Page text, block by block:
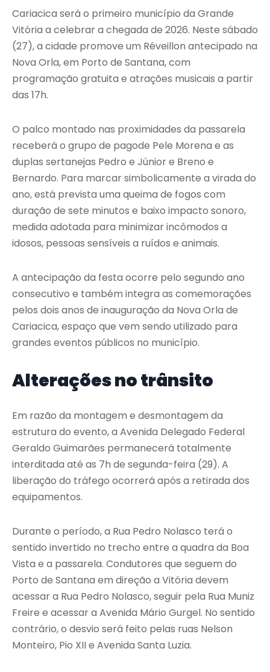
Cariacica será o primeiro município da Grande
Vitória a celebrar a chegada de 2026. Neste sábado
(27), a cidade promove um Réveillon antecipado na
Nova Orla, em Porto de Santana, com
programação gratuita e atrações musicais a partir
das 17h.
O palco montado nas proximidades da passarela
receberá o grupo de pagode Pele Morena e as
duplas sertanejas Pedro e Júnior e Breno e
Bernardo. Para marcar simbolicamente a virada do
ano, está prevista uma queima de fogos com
duração de sete minutos e baixo impacto sonoro,
medida adotada para minimizar incômodos a
idosos, pessoas sensíveis a ruídos e animais.
A antecipação da festa ocorre pelo segundo ano
consecutivo e também integra as comemorações
pelos dois anos de inauguração da Nova Orla de
Cariacica, espaço que vem sendo utilizado para
grandes eventos públicos no município.
Alterações no trânsito
Em razão da montagem e desmontagem da
estrutura do evento, a Avenida Delegado Federal
Geraldo Guimarães permanecerá totalmente
interditada até as 7h de segunda-feira (29). A
liberação do tráfego ocorrerá após a retirada dos
equipamentos.
Durante o período, a Rua Pedro Nolasco terá o
sentido invertido no trecho entre a quadra da Boa
Vista e a passarela. Condutores que seguem do
Porto de Santana em direção a Vitória devem
acessar a Rua Pedro Nolasco, seguir pela Rua Muniz
Freire e acessar a Avenida Mário Gurgel. No sentido
contrário, o desvio será feito pelas ruas Nelson
Monteiro, Pio XII e Avenida Santa Luzia.